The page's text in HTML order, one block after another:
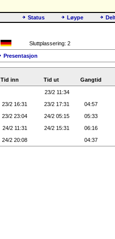
Status
Løype
Sluttplassering: 2
Presentasjon
Tid inn Tid ut Gangtid
23/2 11:34
23/2 16:31 23/2 17:31
04:57
23/2 23:04 24/2 05:15
05:33
24/2 11:31 24/2 15:31
06:16
24/2 20:08 04:37